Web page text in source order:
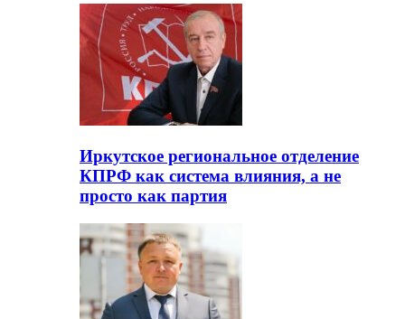
Иркутское региональное отделение
КПРФ как система влияния, а не
просто как партия